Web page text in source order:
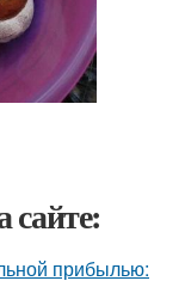
сайте:
прибылью: